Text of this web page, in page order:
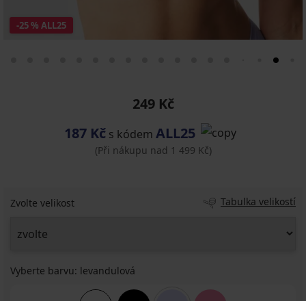
-25 % ALL25
249 Kč
187 Kč s kódem ALL25
(Při nákupu nad 1 499 Kč)
Zvolte velikost Tabulka velikostí
Vyberte barvu: levandulová